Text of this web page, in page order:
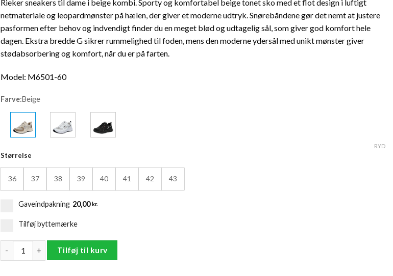
pris
var:
699,95 kr..
pris
er:
559,96 kr..
Rieker sneakers til dame i beige kombi. Sporty og komfortabel beige tonet sko med et flot design i luftigt
netmateriale og leopardmønster på hælen, der giver et moderne udtryk. Snørebåndene gør det nemt at justere
pasformen efter behov og indvendigt finder du en meget blød og udtagelig sål, som giver god komfort hele
dagen. Ekstra bredde G sikrer rummelighed til foden, mens den moderne ydersål med unikt mønster giver
stødabsorbering og komfort, når du er på farten.
Model: M6501-60
Farve:Beige
Størrelse
36 37 38 39 40 41 42 43
RYD
Gaveindpakning 20,00 kr.
Tilføj byttemærke
Rieker Sneakers Dame antal
Tilføj til kurv